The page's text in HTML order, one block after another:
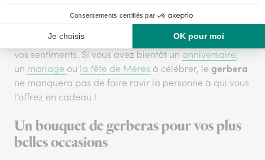
. Que vous cherchiez à envoyer un message
d’amour, d’appréciation ou de félicitations, unbouquet
de gerberasest un excellent moyen de transmettre
vos sentiments. Si vous avez bientôt un anniversaire,
un mariage ou la fête de Mères à célébrer, le gerbera
ne manquera pas de faire ravir la personne à qui vous
l’offrez en cadeau !
Un bouquet de gerberas pour vos plus
belles occasions